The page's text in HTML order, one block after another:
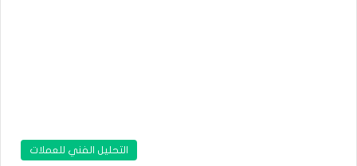
التحليل الفني للعملات